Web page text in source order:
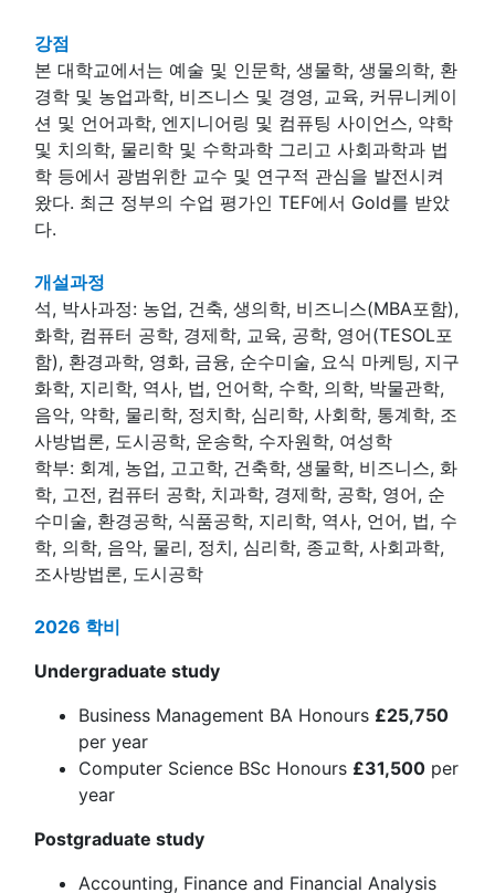
강점
본 대학교에서는 예술 및 인문학, 생물학, 생물의학, 환
경학 및 농업과학, 비즈니스 및 경영, 교육, 커뮤니케이
션 및 언어과학, 엔지니어링 및 컴퓨팅 사이언스, 약학
및 치의학, 물리학 및 수학과학 그리고 사회과학과 법
학 등에서 광범위한 교수 및 연구적 관심을 발전시켜
왔다. 최근 정부의 수업 평가인 TEF에서 Gold를 받았
다.
개설과정
석, 박사과정: 농업, 건축, 생의학, 비즈니스(MBA포함),
화학, 컴퓨터 공학, 경제학, 교육, 공학, 영어(TESOL포
함), 환경과학, 영화, 금융, 순수미술, 요식 마케팅, 지구
화학, 지리학, 역사, 법, 언어학, 수학, 의학, 박물관학,
음악, 약학, 물리학, 정치학, 심리학, 사회학, 통계학, 조
사방법론, 도시공학, 운송학, 수자원학, 여성학
학부: 회계, 농업, 고고학, 건축학, 생물학, 비즈니스, 화
학, 고전, 컴퓨터 공학, 치과학, 경제학, 공학, 영어, 순
수미술, 환경공학, 식품공학, 지리학, 역사, 언어, 법, 수
학, 의학, 음악, 물리, 정치, 심리학, 종교학, 사회과학,
조사방법론, 도시공학
2026 학비
Undergraduate study
Business Management BA Honours £25,750
per year
Computer Science BSc Honours £31,500 per
year
Postgraduate study
Accounting, Finance and Financial Analysis